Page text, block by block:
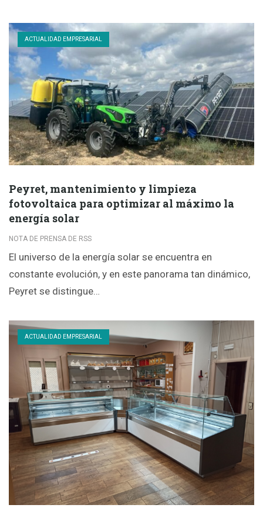
ACTUALIDAD EMPRESARIAL
Peyret, mantenimiento y limpieza
fotovoltaica para optimizar al máximo la
energía solar
NOTA DE PRENSA DE RSS
El universo de la energía solar se encuentra en
constante evolución, y en este panorama tan dinámico,
Peyret se distingue…
ACTUALIDAD EMPRESARIAL